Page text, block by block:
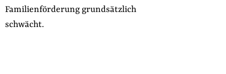
Familienförderung grundsätzlich
schwächt.